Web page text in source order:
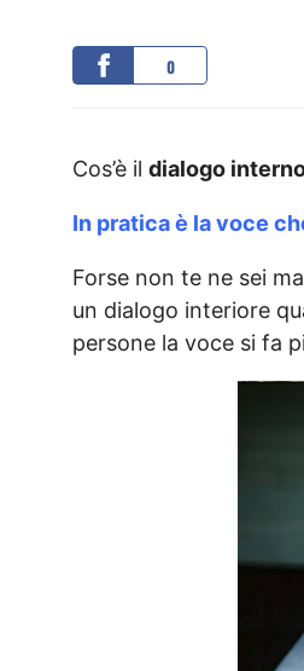
0
Cos’è ildialogo
In pratica è la voce
Forse non te ne sei
un dialogo interiore
persone la voce si fa